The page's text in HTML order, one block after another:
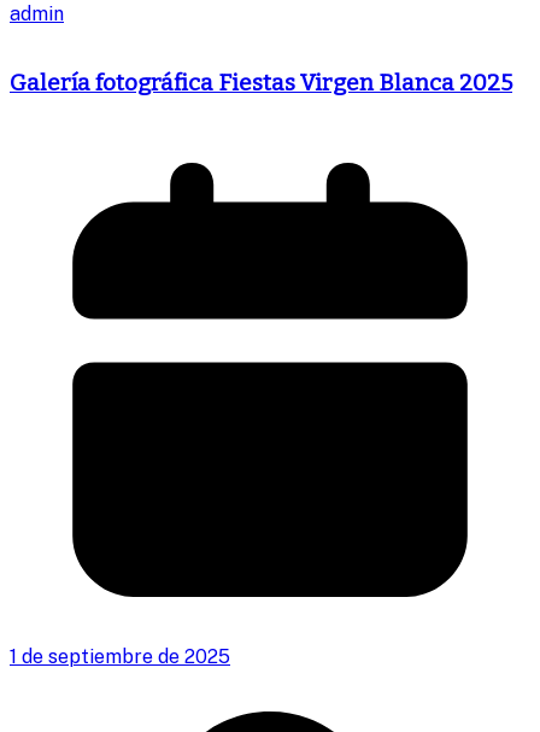
admin
Galería fotográfica Fiestas Virgen Blanca 2025
1 de septiembre de 2025